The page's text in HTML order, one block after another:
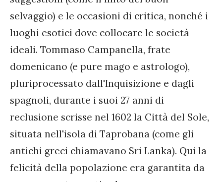
selvaggio) e le occasioni di critica, nonché i
luoghi esotici dove collocare le società
ideali. Tommaso Campanella, frate
domenicano (e pure mago e astrologo),
pluriprocessato dall'Inquisizione e dagli
spagnoli, durante i suoi 27 anni di
reclusione scrisse nel 1602 la Città del Sole,
situata nell'isola di Taprobana (come gli
antichi greci chiamavano Sri Lanka). Qui la
felicità della popolazione era garantita da